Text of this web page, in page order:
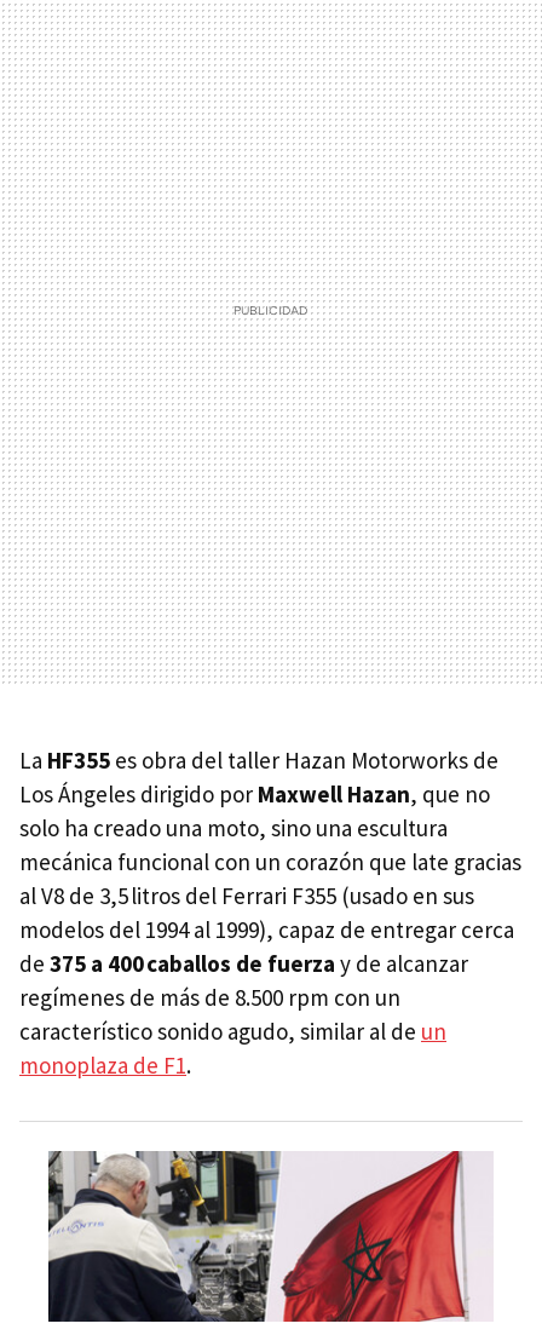
La HF355 es obra del taller Hazan Motorworks de
Los Ángeles dirigido por Maxwell Hazan, que no
solo ha creado una moto, sino una escultura
mecánica funcional con un corazón que late gracias
al V8 de 3,5 litros del Ferrari F355 (usado en sus
modelos del 1994 al 1999), capaz de entregar cerca
de 375 a 400 caballos de fuerza y de alcanzar
regímenes de más de 8.500 rpm con un
característico sonido agudo, similar al de un
monoplaza de F1.